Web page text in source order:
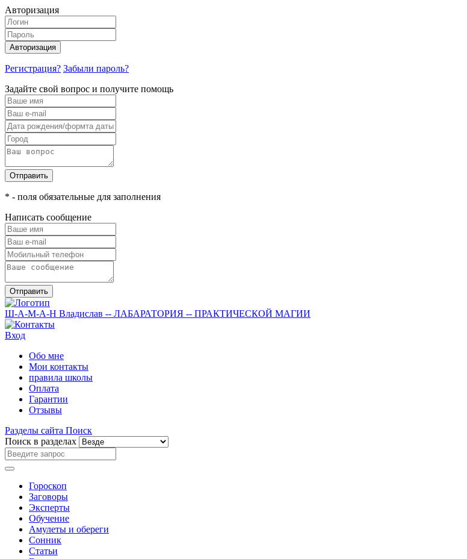
Авторизация
Авторизация
Регистрация? Забыли пароль?
Задайте свой вопрос и получите помощь
Отправить
* - поля обязательные для заполнения
Написать сообщение
Отправить
Ш-А-М-А-Н Владислав -- ЛАБАРАТОРИЯ -- ПРАКТИЧЕСКОЙ МАГИИ
Вход
Обо мне
Мои контакты
правила школы
Оплата
Гарантии
Отзывы
Разделы сайта Поиск
Поиск в разделах
Гороскоп
Заговоры
Эксперты
Обучение
Амулеты и обереги
Сонник
Статьи